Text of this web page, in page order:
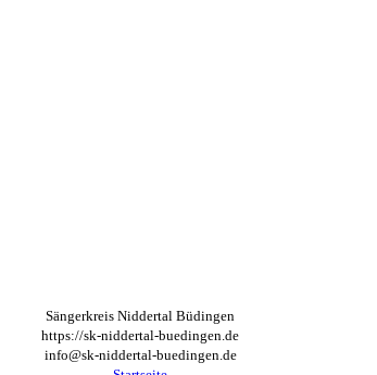
Sängerkreis Niddertal Büdingen
https://sk-niddertal-buedingen.de
info@sk-niddertal-buedingen.de